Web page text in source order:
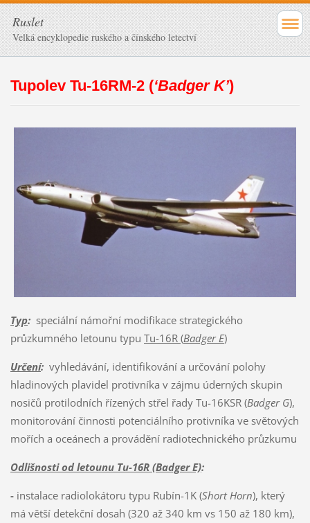
Ruslet
Velká encyklopedie ruského a čínského letectví
Tupolev Tu-16RM-2 (‘Badger K’)
Typ:speciální námořní modifikace strategického
průzkumného letounu typu Tu-16R (Badger E)
Určení:vyhledávání, identifikování a určování polohy
hladinových plavidel protivníka v zájmu úderných skupin
nosičů protilodních řízených střel řady Tu-16KSR (Badger G),
monitorování činnosti potenciálního protivníka ve světových
mořích a oceánech a provádění radiotechnického průzkumu
Odlišnosti od letounu Tu-16R (Badger E):
-instalace radiolokátoru typu Rubín-1K (Short Horn), který
má větší detekční dosah (320 až 340 km vs 150 až 180 km),